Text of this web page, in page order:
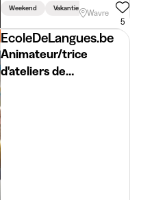
Weekend Vakantie
Wavre
5
EcoleDeLangues.be
Animateur/trice
d'ateliers de